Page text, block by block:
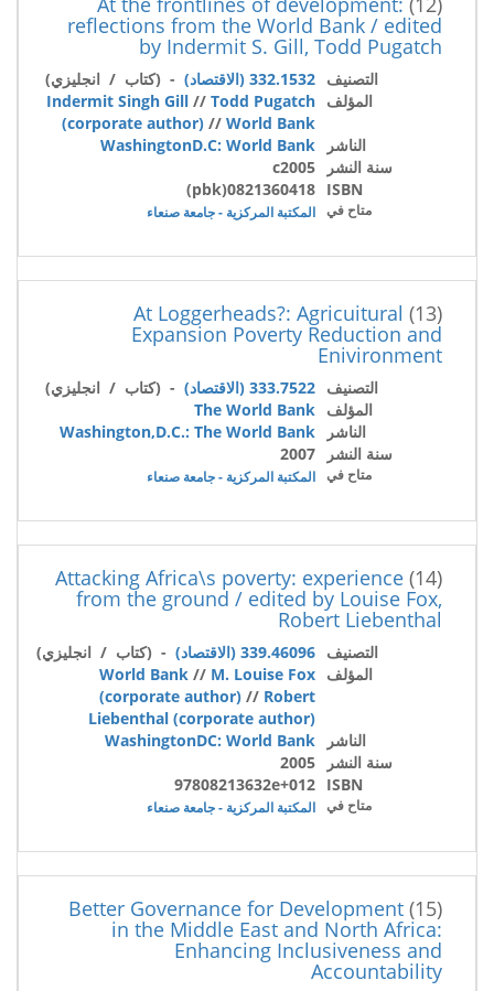
reflections from the World Bank / edited
by Indermit S. Gill, Todd Pugatch
التصنيف 332.1532 (الاقتصاد)
- (كتاب / انجليزي)
المؤلف
Indermit Singh Gill // Todd Pugatch
(corporate author) // World Bank
الناشر
WashingtonD.C: World Bank
سنة النشر
c2005
ISBN
0821360418(pbk)
متاح في المكتبة المركزية - جامعة صنعاء
(13)
At Loggerheads?: Agricuitural
Expansion Poverty Reduction and
Enivironment
التصنيف 333.7522 (الاقتصاد)
- (كتاب / انجليزي)
المؤلف The World Bank
الناشر
Washington,D.C.: The World Bank
سنة النشر
2007
متاح في المكتبة المركزية - جامعة صنعاء
(14)
Attacking Africa\s poverty: experience
from the ground / edited by Louise Fox,
Robert Liebenthal
التصنيف 339.46096 (الاقتصاد)
- (كتاب / انجليزي)
المؤلف
World Bank // M. Louise Fox
(corporate author) // Robert
Liebenthal (corporate author)
الناشر
WashingtonDC: World Bank
سنة النشر
2005
ISBN
97808213632e+012
متاح في المكتبة المركزية - جامعة صنعاء
(15)
Better Governance for Development
in the Middle East and North Africa:
Enhancing Inclusiveness and
Accountability